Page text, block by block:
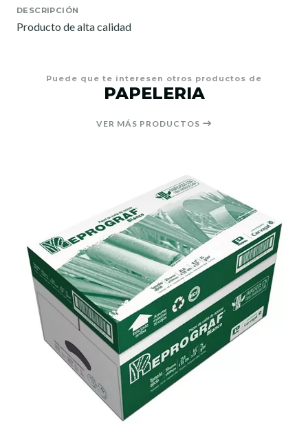
DESCRIPCIÓN
Producto de alta calidad
Puede que te interesen otros productos de
PAPELERIA
VER MÁS PRODUCTOS